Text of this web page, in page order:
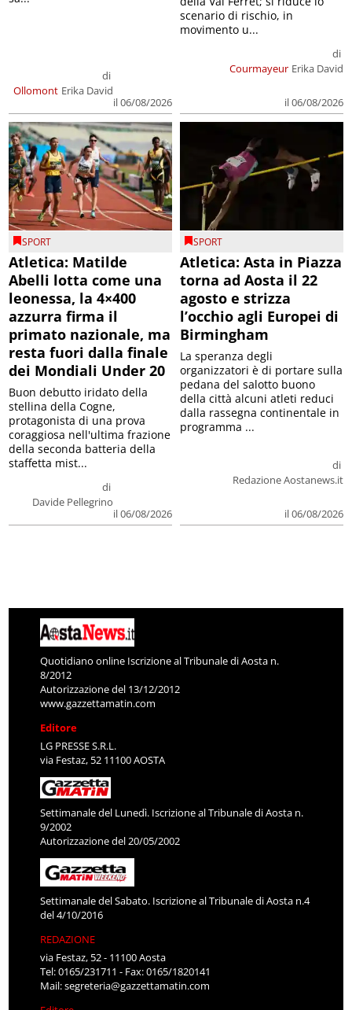
Ollomont
di
Erika David
il 06/08/2026
Courmayeur
di
Erika David
il 06/08/2026
scenario di rischio, in
movimento u...
SPORT
Atletica: Matilde
Abelli lotta come una
leonessa, la 4×400
azzurra firma il
primato nazionale, ma
resta fuori dalla finale
dei Mondiali Under 20
di
Davide Pellegrino
il 06/08/2026
Buon debutto iridato della
stellina della Cogne,
protagonista di una prova
coraggiosa nell'ultima frazione
della seconda batteria della
staffetta mist...
SPORT
Atletica: Asta in Piazza
torna ad Aosta il 22
agosto e strizza
l’occhio agli Europei di
Birmingham
di
Redazione Aostanews.it
il 06/08/2026
La speranza degli
organizzatori è di portare sulla
pedana del salotto buono
della città alcuni atleti reduci
dalla rassegna continentale in
programma ...
Quotidiano online Iscrizione al Tribunale di Aosta n.
8/2012
Autorizzazione del 13/12/2012
www.gazzettamatin.com
Editore
LG PRESSE S.R.L.
via Festaz, 52 11100 AOSTA
Settimanale del Lunedì. Iscrizione al Tribunale di Aosta n.
9/2002
Autorizzazione del 20/05/2002
Settimanale del Sabato. Iscrizione al Tribunale di Aosta n.4
del 4/10/2016
REDAZIONE
via Festaz, 52 - 11100 Aosta
Tel: 0165/231711 - Fax: 0165/1820141
Mail:segreteria@gazzettamatin.com